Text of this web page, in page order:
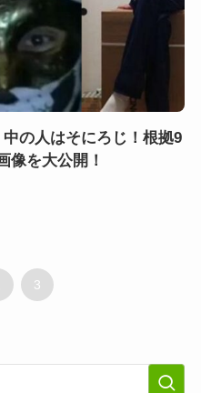
中の人はそにろじ！根拠9
像を大公開！
3